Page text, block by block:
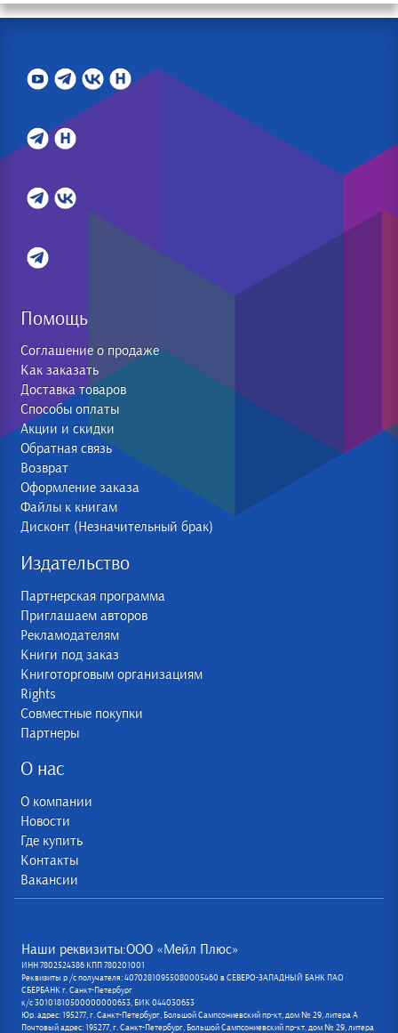
Помощь
Соглашение о продаже
Как заказать
Доставка товаров
Способы оплаты
Акции и скидки
Обратная связь
Возврат
Оформление заказа
Файлы к книгам
Дисконт (Незначительный брак)
Издательство
Партнерская программа
Приглашаем авторов
Рекламодателям
Книги под заказ
Книготорговым организациям
Rights
Совместные покупки
Партнеры
О нас
О компании
Новости
Где купить
Контакты
Вакансии
Наши реквизиты:ООО «Мейл Плюс»
ИНН 7802524386 КПП 780201001
Реквизиты р /с получателя: 40702810955080005460 в СЕВЕРО-ЗАПАДНЫЙ БАНК ПАО
СБЕРБАНК г. Санкт-Петербург
к/с 30101810500000000653, БИК 044030653
Юр. адрес: 195277, г. Санкт-Петербург, Большой Сампсониевский пр-кт, дом № 29, литера А
Почтовый адрес: 195277, г. Санкт-Петербург, Большой Сампсониевский пр-кт, дом № 29, литера